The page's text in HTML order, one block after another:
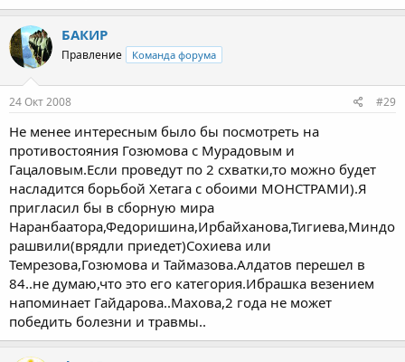
БАКИР
Правление Команда форума
24 Окт 2008 #29
Не менее интересным было бы посмотреть на
противостояния Гозюмова с Мурадовым и
Гацаловым.Если проведут по 2 схватки,то можно будет
насладится борьбой Хетага с обоими МОНСТРАМИ).Я
пригласил бы в сборную мира
Наранбаатора,Федоришина,Ирбайханова,Тигиева,Миндо
рашвили(врядли приедет)Сохиева или
Темрезова,Гозюмова и Таймазова.Алдатов перешел в
84..не думаю,что это его категория.Ибрашка везением
напоминает Гайдарова..Махова,2 года не может
победить болезни и травмы..